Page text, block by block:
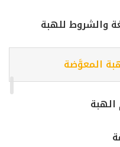
والشروط للهبة
المعوَّضة
الهبة